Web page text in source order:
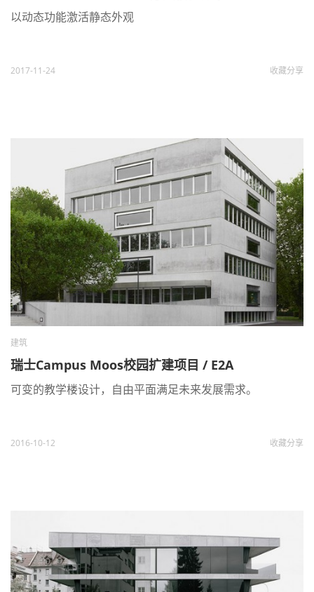
以动态功能激活静态外观
2017-11-24 收藏分享
建筑
瑞士Campus Moos校园扩建项目 / E2A
可变的教学楼设计，自由平面满足未来发展需求。
2016-10-12 收藏分享